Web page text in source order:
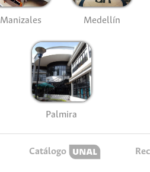
Manizales Medellín
Palmira
Catálogo